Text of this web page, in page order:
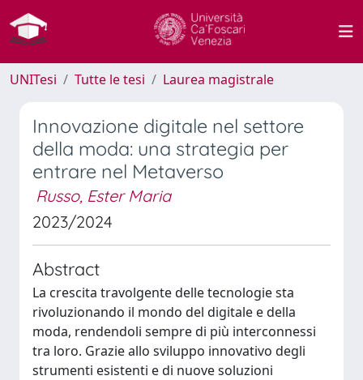
UNITesi Tutte le tesi Laurea magistrale
Innovazione digitale nel settore
della moda: una strategia per
entrare nel Metaverso
Russo, Ester Maria
2023/2024
Abstract
La crescita travolgente delle tecnologie sta
rivoluzionando il mondo del digitale e della
moda, rendendoli sempre di più interconnessi
tra loro. Grazie allo sviluppo innovativo degli
strumenti esistenti e di nuove soluzioni